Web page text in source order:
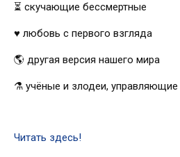
⏳ скучающие бессмертные
♥️ любовь с первого взгляда
🌎 другая версия нашего мира
⚗️ учёные и злодеи, управляющие
Читать здесь!